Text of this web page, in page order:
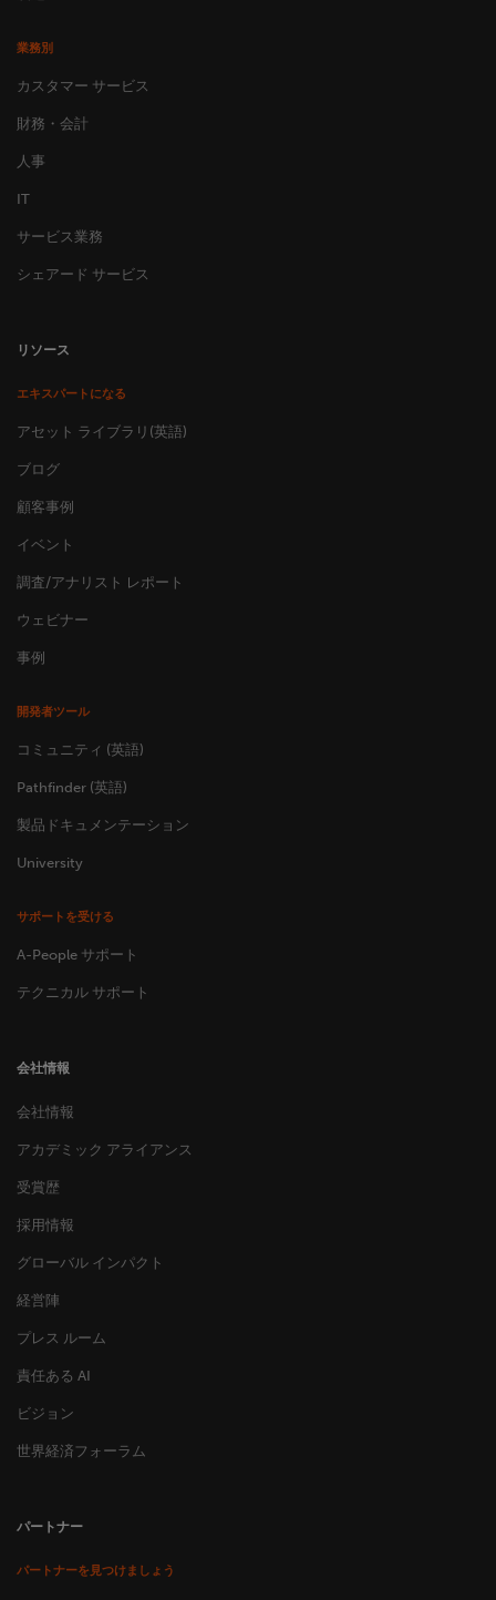
業務別
カスタマー サービス
財務・会計
人事
IT
サービス業務
シェアード サービス
リソース
エキスパートになる
アセット ライブラリ(英語)
ブログ
顧客事例
イベント
調査/アナリスト レポート
ウェビナー
事例
開発者ツール
コミュニティ (英語)
Pathfinder (英語)
製品ドキュメンテーション
University
サポートを受ける
A-People サポート
テクニカル サポート
会社情報
会社情報
アカデミック アライアンス
受賞歴
採用情報
グローバル インパクト
経営陣
プレス ルーム
責任ある AI
ビジョン
世界経済フォーラム
パートナー
パートナーを見つけましょう